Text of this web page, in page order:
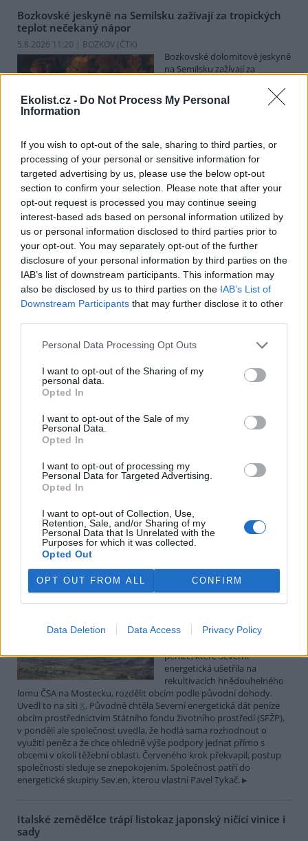
Ekolist.cz - Do Not Process My Personal
Information
If you wish to opt-out of the sale, sharing to third parties, or
processing of your personal or sensitive information for
targeted advertising by us, please use the below opt-out
section to confirm your selection. Please note that after your
opt-out request is processed you may continue seeing
interest-based ads based on personal information utilized by
us or personal information disclosed to third parties prior to
your opt-out. You may separately opt-out of the further
disclosure of your personal information by third parties on the
IAB’s list of downstream participants. This information may
also be disclosed by us to third parties on the IAB’s List of
Downstream Participants that may further disclose it to other
Personal Data Processing Opt Outs
I want to opt-out of the Sharing of my
personal data.
Opted In
I want to opt-out of the Sale of my
Personal Data.
Opted In
I want to opt-out of processing my
Personal Data for Targeted Advertising.
Opted In
I want to opt-out of Collection, Use,
Retention, Sale, and/or Sharing of my
Personal Data that Is Unrelated with the
Purposes for which it was collected.
Opted Out
OPT OUT FROM ALL CONFIRM
Data Deletion Data Access Privacy Policy
Bozkovské jeskyně na Semilsku zažívají za tropických
teplot nečekaný nápor
5.8.2026 11:20 | BOZKOV (ČTK)
Bozkovské dolomitové jeskyně
na Semilsku zažívají za
nečekaný nápor. Jde sice o
jedno z nejchladnějších míst v
Libereckém kraji, které má stálou teplotu mezi 7,5 až devíti stupni
Dušana Milky k nim lidé přicházeli spíše v době, když bylo nevlídno.
V pěti zemích Amazonie zatkli stovky lidí kvůli
environmentální kriminalitě
5.8.2026 10:34 | BOGOTÁ (ČTK)
Policisté v pěti zemích ležících
v Amazonii pozatýkali stovky
lidí a zabavili dřevo, minerály i
zvířata v hodnotě přes 280
milionů dolarů (kolem 5,9
miliard korun) při jednom z největších koordinovaných zásahů
proti environmentální kriminalitě v největším deštném pralese
světa. Napsala to agentura AP, podle níž se do operace nazvané
Potok Bylanka v Pardubicích vyschl. Městský obvod
chce, aby Povodí Labe vyčistilo koryto
5.8.2026 10:26 | PARDUBICE (ČTK)
Diskuse: 1
průtoků a suchého počasí
vyschl. Městský obvod VI chce
Povodí Labe. Organizace ale požadavek odmítla s tím, že údržbu
dělala už v červnu a další zásah v tuto chvíli neplánuje, zjistila ČTK.
Červený chce peníze ušetřené za rekultivaci rozdělit
obcím podle původní dohody
5.8.2026 01:29 (ČTK)
Ministr životního prostředí
peníze, které Severní
energetická ušetřila na
rekultivacích hnědouhelného
lomu ČSA na Mostecku, rozdělit obcím podle původní dohody.
Uvedl to na síti X. Původně chtěla Severní energetická dát peníze
obcím prostřednictvím Státního fondu životního prostředí (SFŽP),
v pondělí ale společnost uvedla, že hodlá sama rozhodnout o
využití peněz a že chce ohledně výše podpory jednat přímo s
obcemi v okolí těžební oblasti. Červeného krok překvapil, postup
společnosti sleduje se znepokojením. Společnost patří do
energetické skupiny Sev.en, kterou vlastní Pavel Tykač.
Italské zemědělce trápí listokaz japonský ničící vinice i
sady